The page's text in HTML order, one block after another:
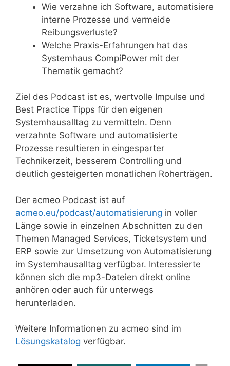
Wie verzahne ich Software, automatisiere
interne Prozesse und vermeide
Reibungsverluste?
Welche Praxis-Erfahrungen hat das
Systemhaus CompiPower mit der
Thematik gemacht?
Ziel des Podcast ist es, wertvolle Impulse und
Best Practice Tipps für den eigenen
Systemhausalltag zu vermitteln. Denn
verzahnte Software und automatisierte
Prozesse resultieren in eingesparter
Technikerzeit, besserem Controlling und
deutlich gesteigerten monatlichen Roherträgen.
Der acmeo Podcast ist auf
acmeo.eu/podcast/automatisierung in voller
Länge sowie in einzelnen Abschnitten zu den
Themen Managed Services, Ticketsystem und
ERP sowie zur Umsetzung von Automatisierung
im Systemhausalltag verfügbar. Interessierte
können sich die mp3-Dateien direkt online
anhören oder auch für unterwegs
herunterladen.
Weitere Informationen zu acmeo sind im
Lösungskatalog verfügbar.